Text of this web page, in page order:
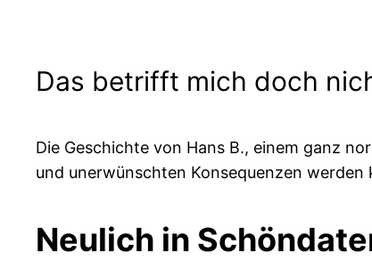
Das betrifft mich doch
Die Geschichte von Hans B., einem ganz
und unerwünschten Konsequenzen werden
Neulich in